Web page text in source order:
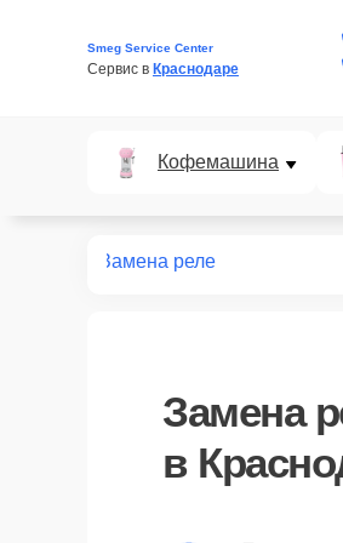
Smeg Service Center
Сервис в Краснодаре
Кофемашина
Замена реле
Замена
в